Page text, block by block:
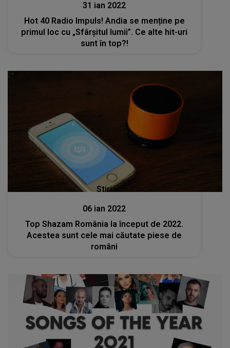
31 ian 2022
Hot 40 Radio Impuls! Andia se menține pe
primul loc cu „Sfârșitul lumii”. Ce alte hit-uri
sunt în top?!
Stiri
06 ian 2022
Top Shazam România la început de 2022.
Acestea sunt cele mai căutate piese de
români